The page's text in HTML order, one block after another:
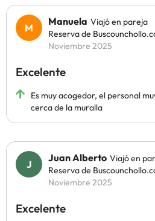
Manuela Viajó en pareja
Reserva de
Noviembre 2025
Excelente
Es muy acogedor, el personal
cerca de la muralla
Juan Alberto Viajó en
Reserva de
Noviembre 2025
Excelente